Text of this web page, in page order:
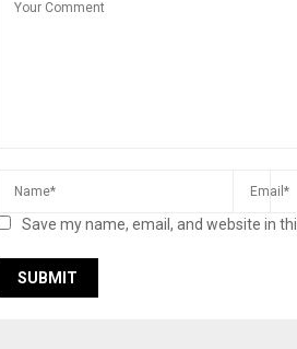
Save my name, email, and website in